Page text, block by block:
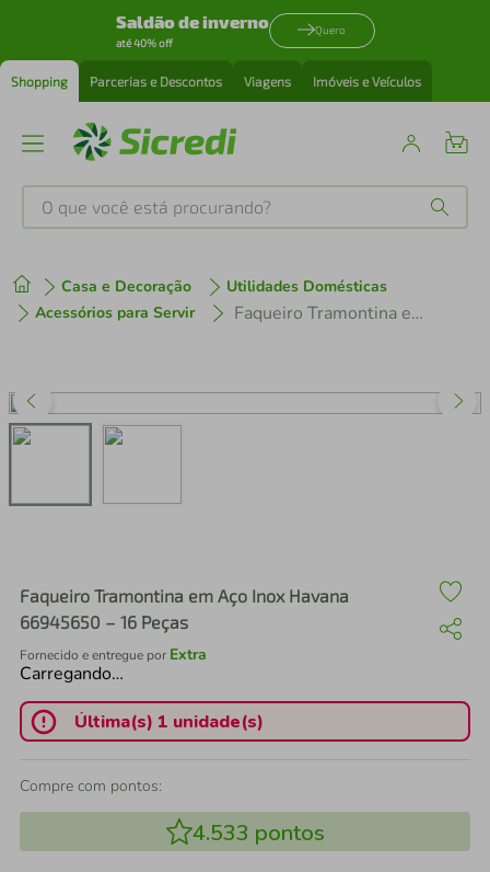
Saldão de inverno
até 40% off
Quero
Shopping Parcerias e Descontos Viagens Imóveis e Veículos
O que você está procurando?
Casa e Decoração
Utilidades Domésticas
Acessórios para Servir
Faqueiro Tramontina em Aço Inox Havana 66945650 – 16 Peças
Faqueiro Tramontina em Aço Inox Havana
66945650 – 16 Peças
Fornecido e entregue por Extra
Carregando…
Última(s) 1 unidade(s)
Compre com pontos:
4.533 pontos
1º tenis
3º perfume